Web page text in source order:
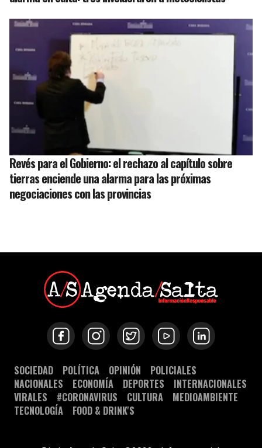
Revés para el Gobierno: el rechazo al capítulo sobre
tierras enciende una alarma para las próximas
negociaciones con las provincias
SOCIEDAD POLÍTICA OPINIÓN
POLICIALES
NACIONALES
ECONOMÍA DEPORTES
INTERNACIONALES
VIRALES
#CORONAVIRUS CULTURA
MEDIOAMBIENTE
TECNOLOGÍA
FOOD & DRINK'S